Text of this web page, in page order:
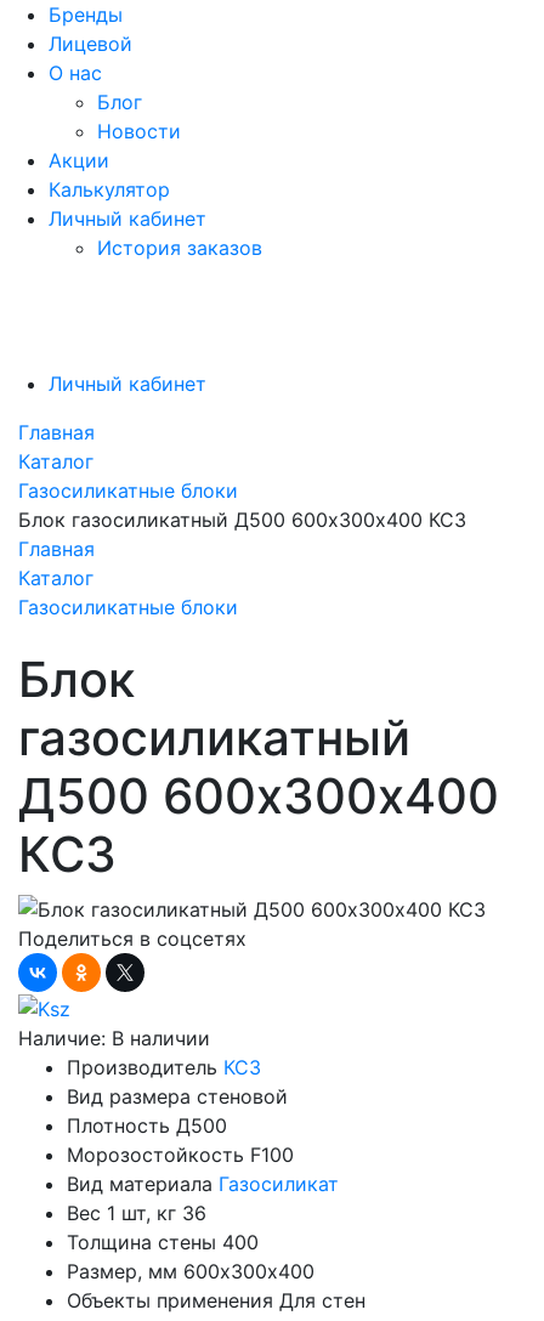
Бренды
Лицевой
О нас
Блог
Новости
Акции
Калькулятор
Личный кабинет
История заказов
Личный кабинет
Главная
Каталог
Газосиликатные блоки
Блок газосиликатный Д500 600х300х400 КСЗ
Главная
Каталог
Газосиликатные блоки
Блок
газосиликатный
Д500 600х300х400
КСЗ
Поделиться в соцсетях
Наличие: В наличии
Производитель КСЗ
Вид размера стеновой
Плотность Д500
Морозостойкость F100
Вид материала Газосиликат
Вес 1 шт, кг 36
Толщина стены 400
Размер, мм 600х300х400
Объекты применения Для стен